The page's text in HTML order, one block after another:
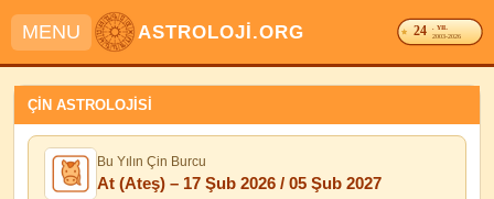
MENU ASTROLOJİ.ORG 24 . YIL
2003-2026
ÇİN ASTROLOJİSİ
Bu Yılın Çin Burcu
At (Ateş) – 17 Şub 2026 / 05 Şub 2027